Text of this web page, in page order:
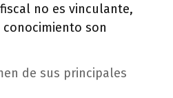
no es vinculante,
conocimiento son
de sus principales